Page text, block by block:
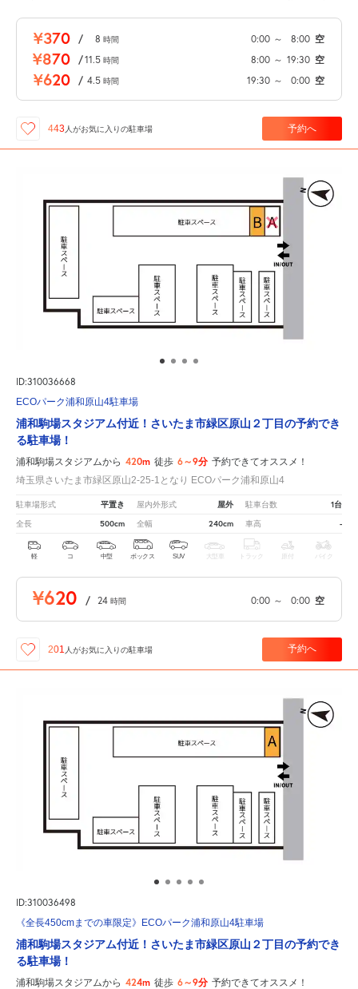
¥370 / 8 時間 0:00 ～ 8:00 空
¥870 /11.5 時間 8:00 ～ 19:30 空
¥620 / 4.5 時間 19:30 ～ 0:00 空
443人がお気に入りの駐車場 予約へ
ID:310036668
ECOパーク浦和原山4駐車場
浦和駒場スタジアム付近！さいたま市緑区原山２丁目の予約でき
る駐車場！
浦和駒場スタジアムから 420m 徒歩 6～9分 予約できてオススメ！
埼玉県さいたま市緑区原山2-25-1となり ECOパーク浦和原山4
駐車場形式 平置き 屋内外形式 屋外 駐車台数 1台
全長 500cm 全幅 240cm 車高 -
軽 コ 中型 ボックス SUV 大型車 トラック 原付 バイク
¥620 / 24 時間 0:00 ～ 0:00 空
201 人がお気に入りの駐車場 予約へ
ID:310036498
《全長450cmまでの車限定》ECOパーク浦和原山4駐車場
浦和駒場スタジアム付近！さいたま市緑区原山２丁目の予約でき
る駐車場！
浦和駒場スタジアムから 424m 徒歩 6～9分 予約できてオススメ！